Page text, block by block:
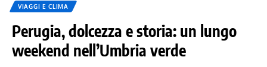
VIAGGI E CLIMA
Perugia,‌ dolcezza e storia: un lungo
weekend nell’Umbria⁢ verde